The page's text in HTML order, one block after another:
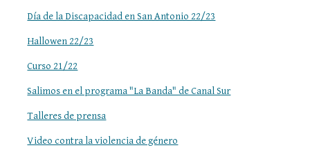
Día de la Discapacidad en San Antonio 22/23
Hallowen 22/23
Curso 21/22
Salimos en el programa "La Banda" de Canal Sur
Talleres de prensa
Video contra la violencia de género